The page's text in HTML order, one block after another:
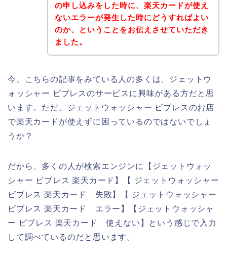
の申し込みをした時に、楽天カードが使え
ないエラーが発生した時にどうすればよい
のか、ということをお伝えさせていただき
ました。
今、こちらの記事をみている人の多くは、ジェットウ
ォッシャー ビブレスのサービスに興味がある方だと思
います。ただ、ジェットウォッシャー ビブレスのお店
で楽天カードが使えずに困っているのではないでしょ
うか？
だから、多くの人が検索エンジンに【ジェットウォッ
シャー ビブレス 楽天カード】【 ジェットウォッシャー
ビブレス 楽天カード 失敗】【 ジェットウォッシャー
ビブレス 楽天カード エラー】【ジェットウォッシャ
ー ビブレス 楽天カード 使えない】という感じで入力
して調べているのだと思います。